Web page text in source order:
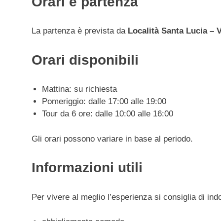
La partenza è prevista da Località Santa Lucia –
Orari disponibili
Mattina: su richiesta
Pomeriggio: dalle 17:00 alle 19:00
Tour da 6 ore: dalle 10:00 alle 16:00
Gli orari possono variare in base al periodo.
Informazioni utili
Per vivere al meglio l’esperienza si consiglia di